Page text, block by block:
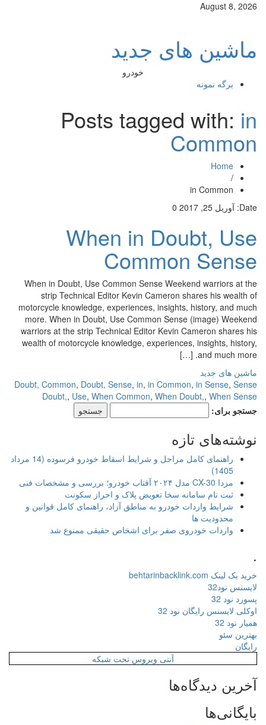
August 8, 2026
ماشین های جدید
خودرو
برگه نمونه
Posts tagged with:in
Common
Home
/
in Common
Date: آوریل 25, 2017 0
When in Doubt, Use
Common Sense
When in Doubt, Use Common Sense Weekend warriors at the
strip Technical Editor Kevin Cameron shares his wealth of
motorcycle knowledge, experiences, insights, history, and much
more. When in Doubt, Use Common Sense (image) Weekend
warriors at the strip Technical Editor Kevin Cameron shares his
wealth of motorcycle knowledge, experiences, insights, history,
and much more. […]
ماشین های جدید
Doubt, Common,Doubt, Sense, in, in Common, in Sense,Sense
Doubt,,Use,When Common,When Doubt,,When Sense
جستجو برای:
نوشته‌های تازه
راهنمای کامل مراحل و شرایط اسقاط خودرو فرسوده (14 مرداد
1405)
مزدا CX-30 مدل ۲۰۲۴ آفتاب خودرو؛ بررسی و مشخصات فنی
ثبت نام سامانه سخا تعویض پلاک و احراز سکونت
شرایط واردات خودرو به مناطق آزاد، راهنمای کامل قوانین و
محدودیت ها
واردات خودروی صفر برای اشخاص حقیقی ممنوع شد
خرید بک لینک behtarinbacklink.com
لایسنس نود32
پسورد نود 32
اوکلی لایسنس رایگان نود 32
همیار نود 32
بهترین سئو
رایگان
آنتی ویروس تحت شبکه
آخرین دیدگاه‌ها
بایگانی‌ها